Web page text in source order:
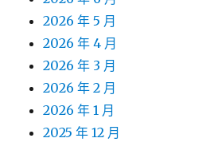
2026 年 5 月
2026 年 4 月
2026 年 3 月
2026 年 2 月
2026 年 1 月
2025 年 12 月